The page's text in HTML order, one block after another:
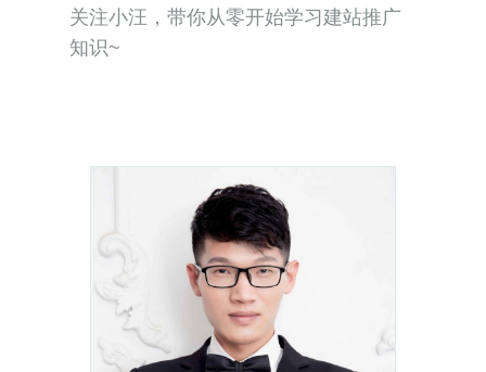
关注小汪，带你从零开始学习建站推广
知识~